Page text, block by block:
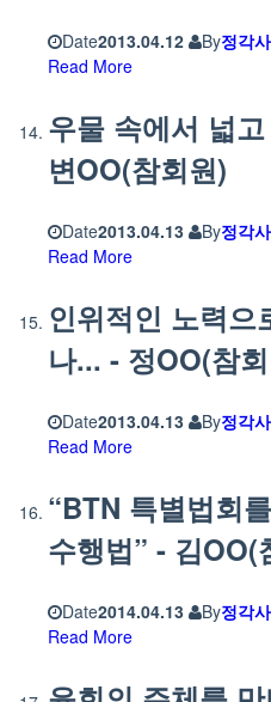
Date2013.04.12 By정각사
Read More
우물 속에서 넓
변OO(참회원)
Date2013.04.13 By정각사
Read More
인위적인 노력으
나... - 정OO(참
Date2013.04.13 By정각사
Read More
“BTN 특별법회
수행법” - 김OO(
Date2014.04.13 By정각사
Read More